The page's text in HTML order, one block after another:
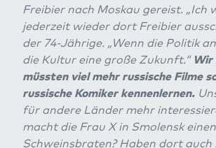
Freibier nach Moskau gereist. „Ich
jederzeit wieder dort Freibier
der 74-Jährige. „Wenn die Politik
die Kultur eine große Zukunft.“ Wir
müssten viel mehr russische Filme
russische Komiker kennenlernen.
für andere Länder mehr
macht die Frau X in Smolensk einen
Schweinsbraten? Haben dort auch